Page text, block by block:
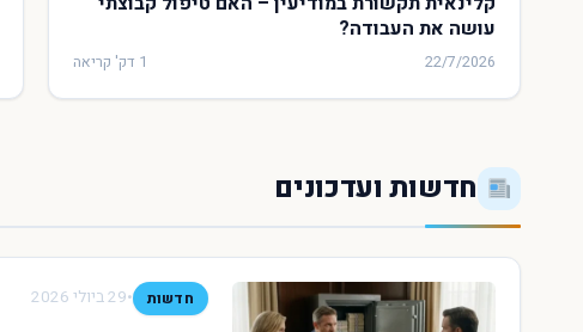
עושה את העבודה?
22/7/2026 1 דק' קריאה
חדשות ועדכונים
חדשות •29 ביולי 2026